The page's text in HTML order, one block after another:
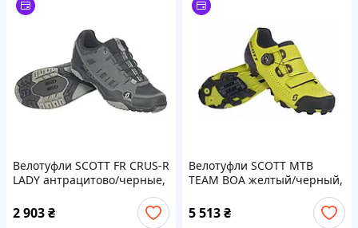
Велотуфли SCOTT FR CRUS-R
LADY антрацитово/черные,
2 903₴
Велотуфли SCOTT MTB
TEAM BOA желтый/черный,
5 513₴